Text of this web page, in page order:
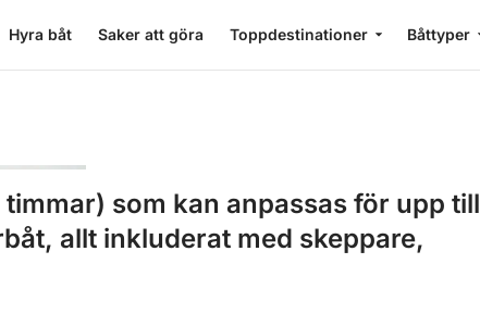
Hyra båt Saker att göra Toppdestinationer Båttyper
som kan anpassas för upp till
allt inkluderat med skeppare,